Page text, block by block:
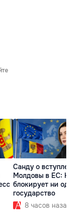
Санду о
Молдовы в ЕС:
блокирует ни
государство
8 часов назад